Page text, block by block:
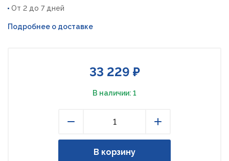
От 2 до 7 дней
Подробнее о доставке
33 229 ₽
В наличии: 1
В корзину